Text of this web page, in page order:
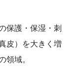
保護・保湿・刺
皮）を大きく増
領域。